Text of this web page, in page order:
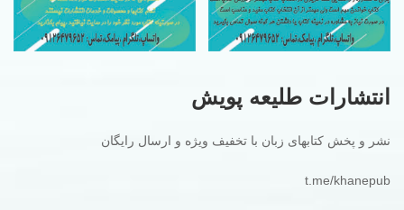
انتشارات طلیعه پویش
نشر و پخش کتابهای زبان با تخفیف ویژه و ارسال رایگان
t.me/khanepub